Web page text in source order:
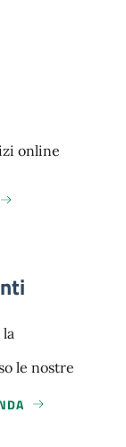
online
le nostre